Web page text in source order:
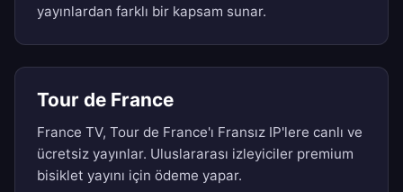
yayınlardan farklı bir kapsam sunar.
Tour de France
France TV, Tour de France'ı Fransız IP'lere canlı ve
ücretsiz yayınlar. Uluslararası izleyiciler premium
bisiklet yayını için ödeme yapar.